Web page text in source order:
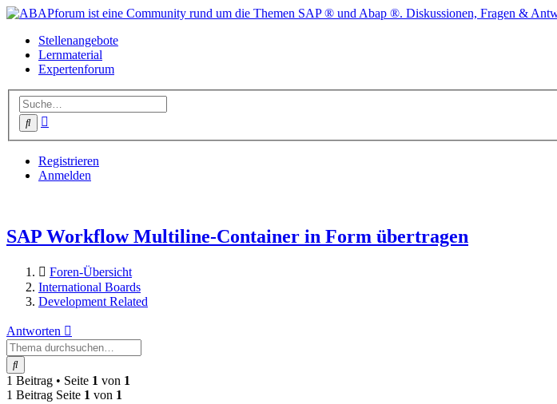
Stellenangebote
Lernmaterial
Expertenforum
Suche
Registrieren
Anmelden
SAP Workflow Multiline-Container in Form übertragen
Foren-Übersicht
International Boards
Development Related
Antworten
Suche
1 Beitrag • Seite 1 von 1
1 Beitrag Seite 1 von 1